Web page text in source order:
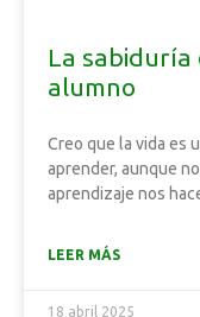
La
alumno
Creo que la vida es
aprender, aunque
aprendizaje nos
LEER MÁS
18 abril 2025